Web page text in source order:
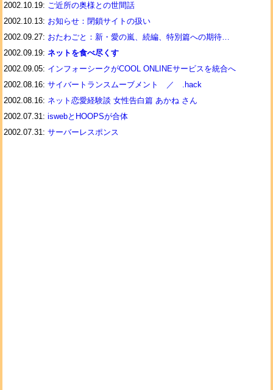
2002.10.19: ご近所の奥様との世間話
2002.10.13: お知らせ：閉鎖サイトの扱い
2002.09.27: おたわごと：新・愛の嵐、続編、特別篇への期待…
2002.09.19: ネットを食べ尽くす
2002.09.05: インフォーシークがCOOL ONLINEサービスを統合へ
2002.08.16: サイバートランスムーブメント ／ .hack
2002.08.16: ネット恋愛経験談 女性告白篇 あかね さん
2002.07.31: iswebとHOOPSが合体
2002.07.31: サーバーレスポンス